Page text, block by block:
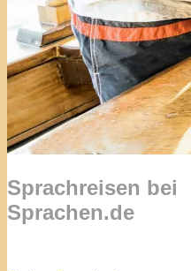
Sprachreisen bei
Sprachen.de